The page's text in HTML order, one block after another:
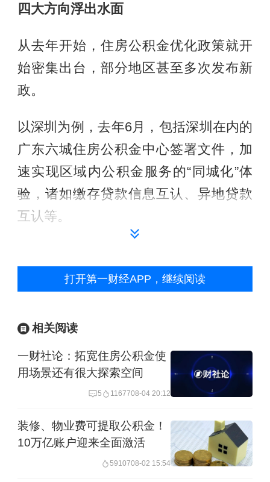
四大方向浮出水面
从去年开始，住房公积金优化政策就开
始密集出台，部分地区甚至多次发布新
政。
以深圳为例，去年6月，包括深圳在内的
广东六城住房公积金中心签署文件，加
速实现区域内公积金服务的“同城化”体
验，诸如缴存贷款信息互认、异地贷款
互认等。
定，进一步加大对职工购房的支持力
申请提取一次住房公积金用于支付购房
公积金用于购买异地住房等。
今年3月，深圳公积金政策再度上新，从
优化缴存比例、扩大群体覆盖和强化权
益保障等方面发力，明确职工可在单位
缴存比例的基础上，自愿申请提高个人
打开第一财经APP，继续阅读
相关阅读
一财社论：拓宽住房公积金使
用场景还有很大探索空间
5 1167708-04 20:12
装修、物业费可提取公积金！
10万亿账户迎来全面激活
5910708-02 15:54